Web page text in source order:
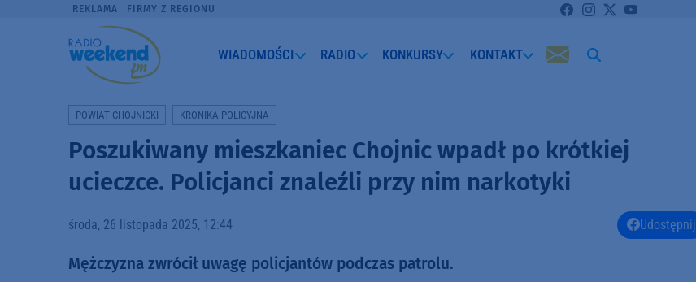
REKLAMA FIRMY Z REGIONU
WIADOMOŚCI RADIO KONKURSY KONTAKT
POWIAT CHOJNICKI KRONIKA POLICYJNA
Poszukiwany mieszkaniec Chojnic wpadł po krótkiej
ucieczce. Policjanci znaleźli przy nim narkotyki
środa, 26 listopada 2025, 12:44 Udostępnij
Mężczyzna zwrócił uwagę policjantów podczas patrolu.